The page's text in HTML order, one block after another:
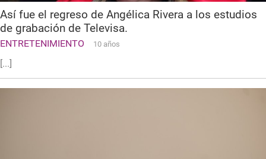
Así fue el regreso de Angélica Rivera a los estudios
de grabación de Televisa.
ENTRETENIMIENTO 10 años
[...]